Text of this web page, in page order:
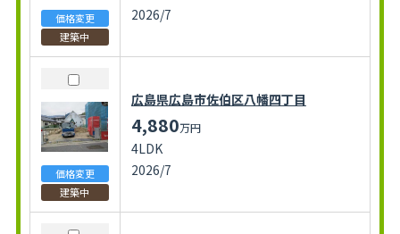
価格変更
建築中
2026/7
価格変更
建築中
広島県広島市佐伯区八幡四丁目
4,880万円
4LDK
2026/7